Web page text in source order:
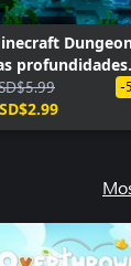
profundidades
-